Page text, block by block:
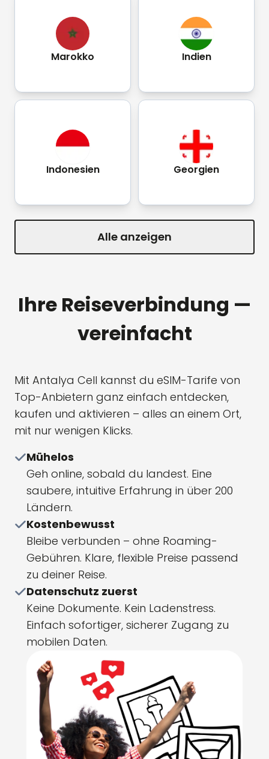
Marokko Indien
Indonesien Georgien
Alle anzeigen
Ihre Reiseverbindung —
vereinfacht
Mit Antalya Cell kannst du eSIM-Tarife von
Top-Anbietern ganz einfach entdecken,
kaufen und aktivieren – alles an einem Ort,
mit nur wenigen Klicks.
Mühelos
Geh online, sobald du landest. Eine
saubere, intuitive Erfahrung in über 200
Ländern.
Kostenbewusst
Bleibe verbunden – ohne Roaming-
Gebühren. Klare, flexible Preise passend
zu deiner Reise.
Datenschutz zuerst
Keine Dokumente. Kein Ladenstress.
Einfach sofortiger, sicherer Zugang zu
mobilen Daten.